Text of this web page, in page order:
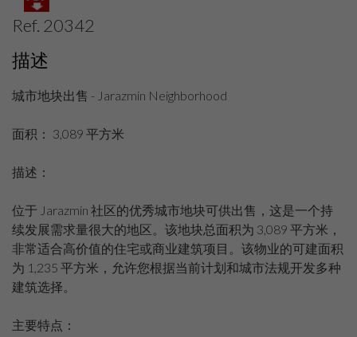
Ref. 20342
描述
城市地块出售 - Jarazmin Neighborhood
面积： 3,089 平方米
描述：
位于 Jarazmin 社区的优秀城市地块可供出售，这是一个持
续发展需求量很大的地区。该地块总面积为 3,089 平方米，
非常适合高价值的住宅或商业建筑项目。该物业的可建面积
为 1,235 平方米，允许您根据当前计划和城市法规开发多种
建筑选择。
主要特点：